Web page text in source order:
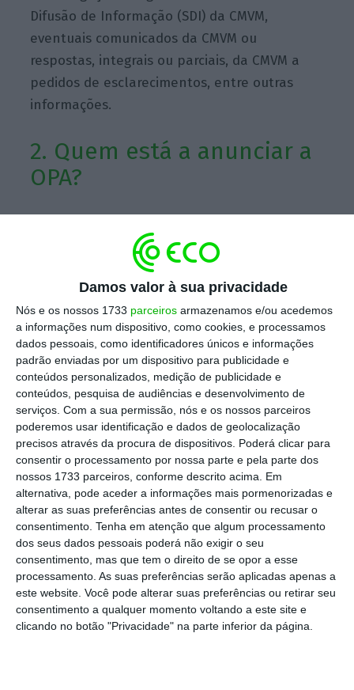
Damos valor à sua privacidade
Nós e os nossos 1733 parceiros armazenamos e/ou acedemos
a informações num dispositivo, como cookies, e processamos
dados pessoais, como identificadores únicos e informações
padrão enviadas por um dispositivo para publicidade e
conteúdos personalizados, medição de publicidade e
conteúdos, pesquisa de audiências e desenvolvimento de
serviços. Com a sua permissão, nós e os nossos parceiros
poderemos usar identificação e dados de geolocalização
precisos através da procura de dispositivos. Poderá clicar para
consentir o processamento por nossa parte e pela parte dos
nossos 1733 parceiros, conforme descrito acima. Em
alternativa, pode aceder a informações mais pormenorizadas e
alterar as suas preferências antes de consentir ou recusar o
consentimento. Tenha em atenção que algum processamento
dos seus dados pessoais poderá não exigir o seu
consentimento, mas que tem o direito de se opor a esse
processamento. As suas preferências serão aplicadas apenas a
este website. Você pode alterar suas preferências ou retirar seu
consentimento a qualquer momento voltando a este site e
clicando no botão "Privacidade" na parte inferior da página.
Difusão de Informação (SDI) da CMVM,
eventuais comunicados da CMVM ou
respostas, integrais ou parciais, da CMVM a
pedidos de esclarecimentos, entre outras
informações.
2. Quem está a anunciar a
OPA?
China Three Gorges, acionista da EDP,
entidade cujo capital social é integralmente
detido, por via indireta, pela República
Popular da China, como resulta do anúncio
preliminar (após adenda).
3. Por que motivo foram
simultaneamente
anunciadas OPAs sobre a
EDP EDP Renováveis?
A CMVM esclarece que o anúncio de uma OPA
que vise adquirir o controlo de uma sociedade
cotada em Portugal que domine, por sua vez,
uma outra sociedade cotada em Portugal,
implica o compromisso de adquirir o controlo
quer de uma, quer de outra.